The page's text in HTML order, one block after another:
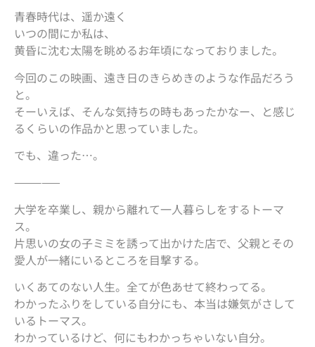
青春時代は、遥か遠く
いつの間にか私は、
黄昏に沈む太陽を眺めるお年頃になっておりました。
今回のこの映画、遠き日のきらめきのような作品だろう
と。
そーいえば、そんな気持ちの時もあったかなー、と感じ
るくらいの作品かと思っていました。
でも、違った…。
—————
大学を卒業し、親から離れて一人暮らしをするトーマ
ス。
片思いの女の子ミミを誘って出かけた店で、父親とその
愛人が一緒にいるところを目撃する。
いくあてのない人生。全てが色あせて終わってる。
わかったふりをしている自分にも、本当は嫌気がさして
いるトーマス。
わかっているけど、何にもわかっちゃいない自分。